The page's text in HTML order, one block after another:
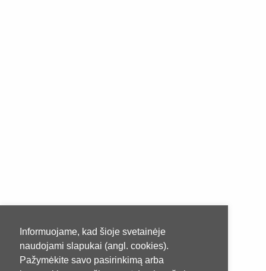
Informuojame, kad šioje svetainėje
naudojami slapukai (angl. cookies).
Pažymėkite savo pasirinkimą arba